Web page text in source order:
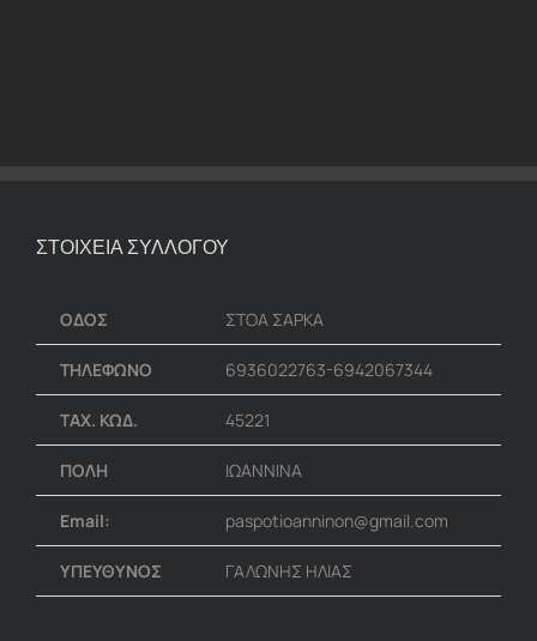
ΣΤΟΙΧΕΙΑ ΣΥΛΛΟΓΟΥ
ΟΔΟΣ ΣΤΟΑ ΣΑΡΚΑ
ΤΗΛΕΦΩΝΟ 6936022763-6942067344
ΤΑΧ. ΚΩΔ. 45221
ΠΟΛΗ ΙΩΑΝΝΙΝΑ
Email: paspotioanninon@gmail.com
ΥΠΕΥΘΥΝΟΣ ΓΑΛΩΝΗΣ ΗΛΙΑΣ